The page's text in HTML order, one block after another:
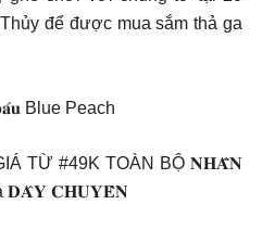
để được mua sắm thả ga
Blue Peach
TỪ #49K TOÀN BỘ 𝐍𝐇𝐀̂̃𝐍
𝐃𝐀̂𝐘 𝐂𝐇𝐔𝐘𝐄̂̀𝐍